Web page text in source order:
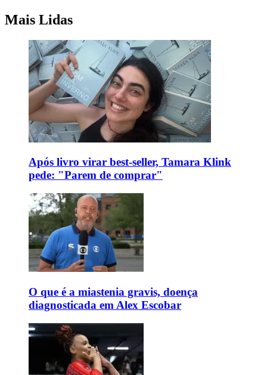
Mais Lidas
Após livro virar best-seller, Tamara Klink
pede: "Parem de comprar"
O que é a miastenia gravis, doença
diagnosticada em Alex Escobar